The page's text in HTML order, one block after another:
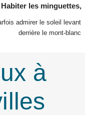
Habiter les minguettes,
admirer le soleil levant
derrière le mont-blanc
à